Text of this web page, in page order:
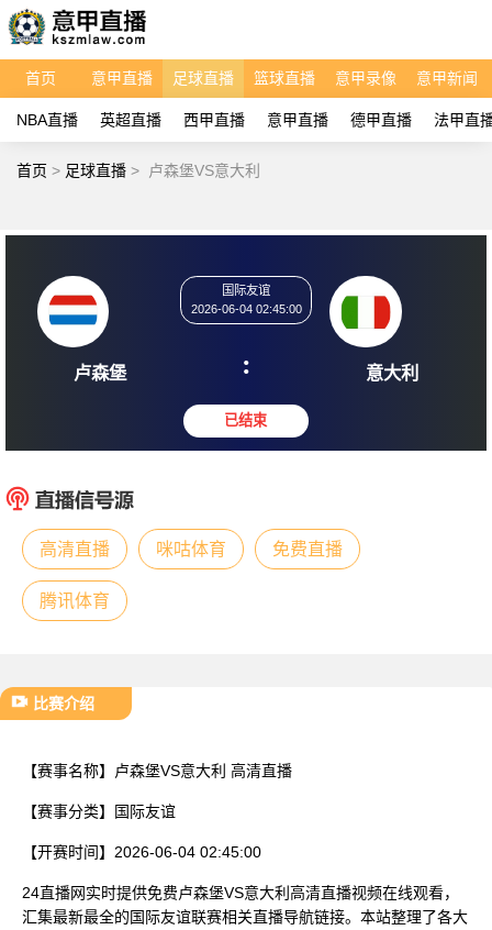
首页 意甲直播 足球直播 篮球直播 意甲录像 意甲新闻
NBA直播 英超直播 西甲直播 意甲直播 德甲直播 法甲直
首页 > 足球直播 > 卢森堡VS意大利
卢森堡
2026-06-04 02:45:00
: 意
高清直播 咪咕体育 免费直播
腾讯体育
比赛介绍
【赛事名称】 卢森堡VS意大利 高清直播
【赛事分类】 国际友谊
【开赛时间】 2026-06-04 02:45:00
24直播网实时提供免费卢森堡VS意大利高清直播视频在线观看，
汇集最新最全的国际友谊联赛相关直播导航链接。本站整理了各大